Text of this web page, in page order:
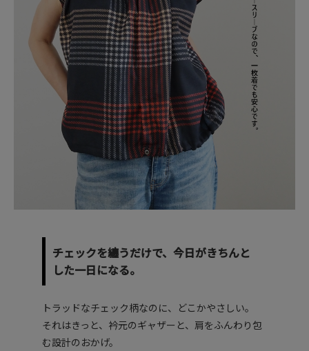
チェックを纏うだけで、今日がきちんと
した一日になる。
トラッドなチェック柄なのに、どこかやさしい。
それはきっと、衿元のギャザーと、肩をふんわり包
む設計のおかげ。